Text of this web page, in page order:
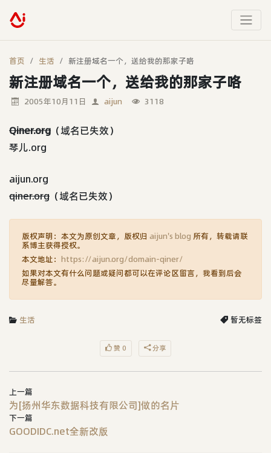
首页 生活 新注册域名一个，送给我的那家子咯
新注册域名一个，送给我的那家子咯
2005年10月11日 aijun 3118
Qiner.org （域名已失效）
琴儿.org
aijun.org
qiner.org （域名已失效）
版权声明：本文为原创文章，版权归 aijun's blog 所有，转载请联
系博主获得授权。
本文地址： https://aijun.org/domain-qiner/
如果对本文有什么问题或疑问都可以在评论区留言，我看到后会
尽量解答。
生活 暂无标签
赞 0 分享
上一篇
为[扬州华东数据科技有限公司]做的名片
下一篇
GOODIDC.net全新改版